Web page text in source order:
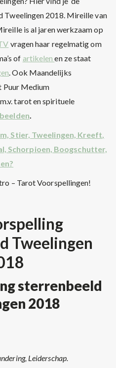
Tweelingen 2018. Mireille van
is al jaren werkzaam op
vragen haar regelmatig om
of artikelenen ze staat
. Ook Maandelijks
Puur Medium
tarot en spirituele
.
Stier, Tweelingen, Kreeft,
Schorpioen, Boogschutter,
– Tarot Voorspellingen!
Tweelingen
sterrenbeeld
2018
Leiderschap.